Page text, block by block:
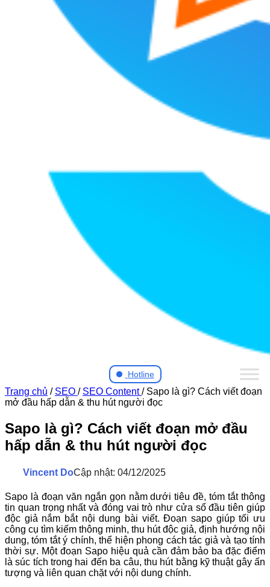
Hotline
Trang chủ / SEO / SEO Content/ Sapo là gì? Cách viết đoạn
mở đầu hấp dẫn & thu hút người đọc
Sapo là gì? Cách viết đoạn mở đầu
hấp dẫn & thu hút người đọc
Vincent DoCập nhật: 04/12/2025
Sapo là đoạn văn ngắn gọn nằm dưới tiêu đề, tóm tắt thông
tin quan trọng nhất và đóng vai trò như cửa sổ đầu tiên giúp
độc giả nắm bắt nội dung bài viết. Đoạn sapo giúp tối ưu
công cụ tìm kiếm thông minh, thu hút độc giả, định hướng nội
dung, tóm tắt ý chính, thể hiện phong cách tác giả và tạo tính
thời sự. Một đoạn Sapo hiệu quả cần đảm bảo ba đặc điểm
là súc tích trong hai đến ba câu, thu hút bằng kỹ thuật gây ấn
tượng và liên quan chặt với nội dung chính.